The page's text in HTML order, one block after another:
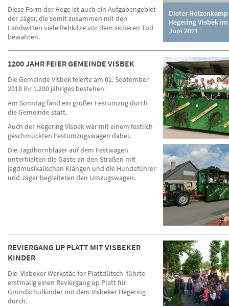
Dieter
Hegering Visbek
Juni 2021
Diese Form der Hege ist auch ein Aufgabengebiet
der Jäger, die somit zusammen mit den
Landwirten viele Rehkitze vor dem sicheren Tod
bewahren.
1200 JAHR FEIER GEMEINDE VISBEK
Die Gemeinde Visbek feierte am 01. September
2019 ihr 1.200 jähriges bestehen.
Am Sonntag fand ein großer Festumzug durch
die Gemeinde statt.
Auch der Hegering Visbek war mit einem festlich
geschmückten Festumzugswagen dabei.
Die Jagdhornbläser auf dem Festwagen
unterhielten die Gäste an den Straßen mit
jagdmusikalischen Klängen und die Hundeführer
und Jäger begleiteten den Umzugswagen.
REVIERGANG UP PLATT MIT VISBEKER
KINDER
Die Visbeker Warkstäe for Plattdütsch führte
erstmalig einen Reviergang up Platt für
Grundschulkinder mit dem Visbeker Hegering
durch.